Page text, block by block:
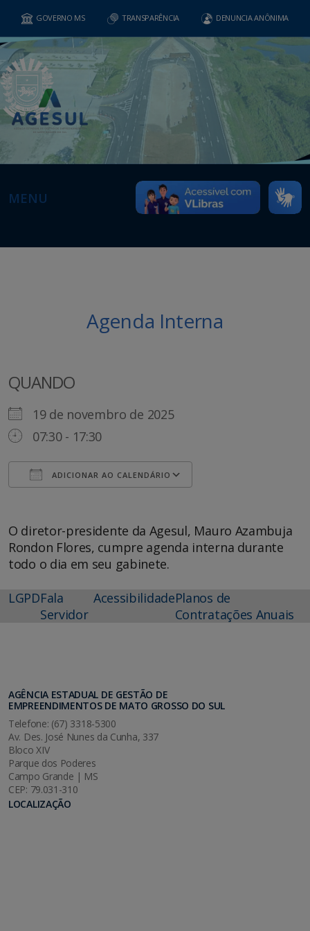
GOVERNO MS TRANSPARÊNCIA DENUNCIA ANÔNIMA
MENU
Agenda Interna
QUANDO
19 de novembro de 2025
07:30 - 17:30
ADICIONAR AO CALENDÁRIO
O diretor-presidente da Agesul, Mauro Azambuja
Rondon Flores, cumpre agenda interna durante
todo o dia em seu gabinete.
LGPDFala
Servidor
AcessibilidadePlanos de
Contratações Anuais
AGÊNCIA ESTADUAL DE GESTÃO DE
EMPREENDIMENTOS DE MATO GROSSO DO SUL
Telefone: (67) 3318-5300
Av. Des. José Nunes da Cunha, 337
Bloco XIV
Parque dos Poderes
Campo Grande | MS
CEP: 79.031-310
LOCALIZAÇÃO